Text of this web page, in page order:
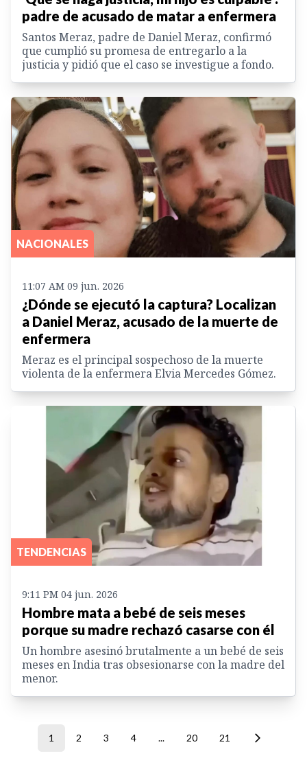
padre de acusado de matar a enfermera
Santos Meraz, padre de Daniel Meraz, confirmó
que cumplió su promesa de entregarlo a la
justicia y pidió que el caso se investigue a fondo.
NACIONALES
11:07 AM 09 jun. 2026
¿Dónde se ejecutó la captura? Localizan
a Daniel Meraz, acusado de la muerte de
enfermera
Meraz es el principal sospechoso de la muerte
violenta de la enfermera Elvia Mercedes Gómez.
TENDENCIAS
9:11 PM 04 jun. 2026
Hombre mata a bebé de seis meses
porque su madre rechazó casarse con él
Un hombre asesinó brutalmente a un bebé de seis
meses en India tras obsesionarse con la madre del
menor.
1 2 3 4 ... 20 21